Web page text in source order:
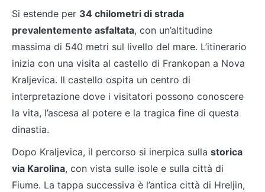
Si estende per 34 chilometri di strada
prevalentemente asfaltata, con un’altitudine
massima di 540 metri sul livello del mare. L’itinerario
inizia con una visita al castello di Frankopan a Nova
Kraljevica. Il castello ospita un centro di
interpretazione dove i visitatori possono conoscere
la vita, l’ascesa al potere e la tragica fine di questa
dinastia.
Dopo Kraljevica, il percorso si inerpica sulla storica
via Karolina, con vista sulle isole e sulla città di
Fiume. La tappa successiva è l’antica città di Hreljin,